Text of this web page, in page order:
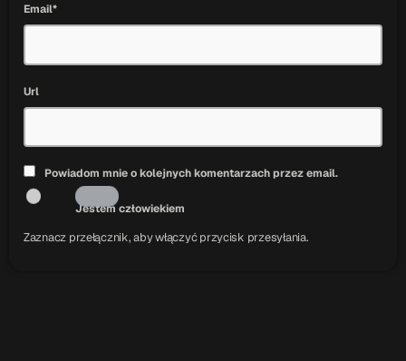
Email*
Url
Powiadom mnie o kolejnych komentarzach przez email.
Jestem człowiekiem
Zaznacz przełącznik, aby włączyć przycisk przesyłania.